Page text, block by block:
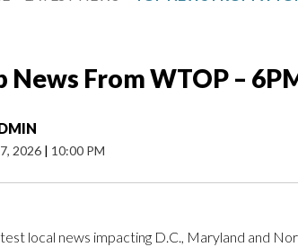
News From WTOP –
2026 | 10:00 PM
local news impacting D.C., Maryland and